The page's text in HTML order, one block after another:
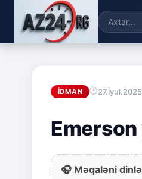
İDMAN 27.İyul.2025
🎧 Məqaləni